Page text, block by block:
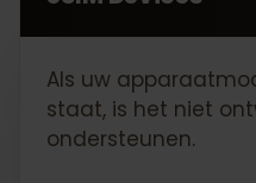
Als uw
staat, is het niet
ondersteunen.